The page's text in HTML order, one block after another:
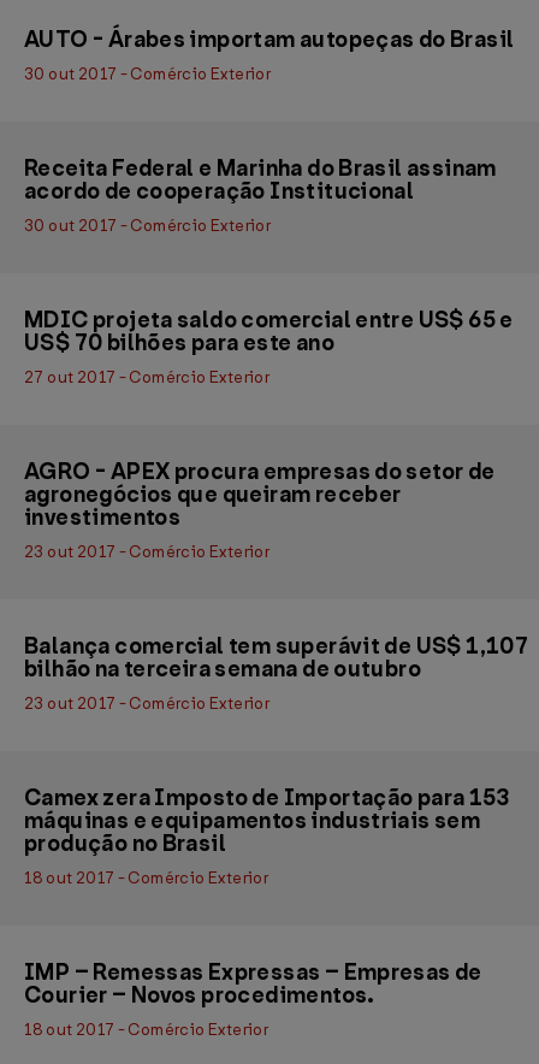
AUTO - Árabes importam autopeças do Brasil
30 out 2017 - Comércio Exterior
Receita Federal e Marinha do Brasil assinam
acordo de cooperação Institucional
30 out 2017 - Comércio Exterior
MDIC projeta saldo comercial entre US$ 65 e
US$ 70 bilhões para este ano
27 out 2017 - Comércio Exterior
AGRO - APEX procura empresas do setor de
agronegócios que queiram receber
investimentos
23 out 2017 - Comércio Exterior
Balança comercial tem superávit de US$ 1,107
bilhão na terceira semana de outubro
23 out 2017 - Comércio Exterior
Camex zera Imposto de Importação para 153
máquinas e equipamentos industriais sem
produção no Brasil
18 out 2017 - Comércio Exterior
IMP – Remessas Expressas – Empresas de
Courier – Novos procedimentos.
18 out 2017 - Comércio Exterior